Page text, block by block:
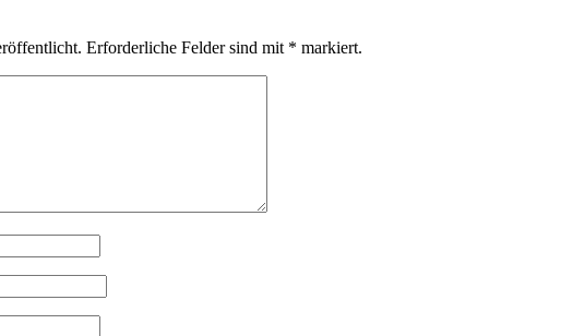
Erforderliche Felder sind mit * markiert.